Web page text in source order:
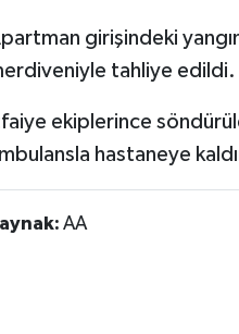
girişindeki
tahliye edildi.
ekiplerince
hastaneye
AA